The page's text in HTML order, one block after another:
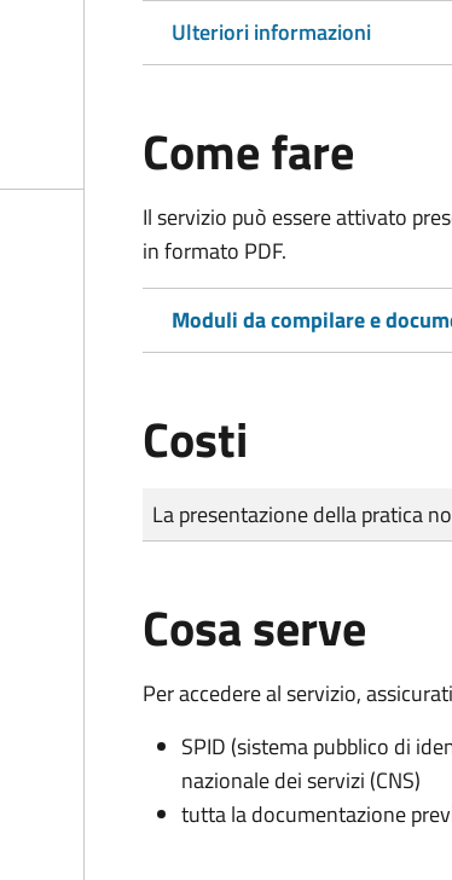
Ulteriori informazioni
Come fare
Il servizio può essere attivato
in formato PDF.
Moduli da compilare e
Costi
Tipo di pagamento
Importo
La presentazione della pratica
Cosa serve
Per accedere al servizio,
SPID (sistema pubblico di
nazionale dei servizi (CNS)
tutta la documentazione